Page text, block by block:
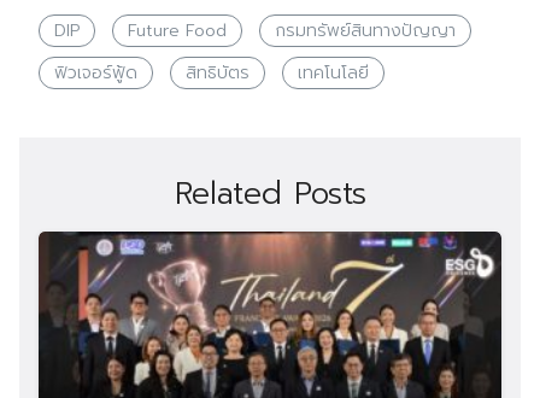
DIP Future Food
กรมทรัพย์สินทางปัญญา
ฟิวเจอร์ฟู้ด
สิทธิบัตร เทคโนโลยี
Related Posts